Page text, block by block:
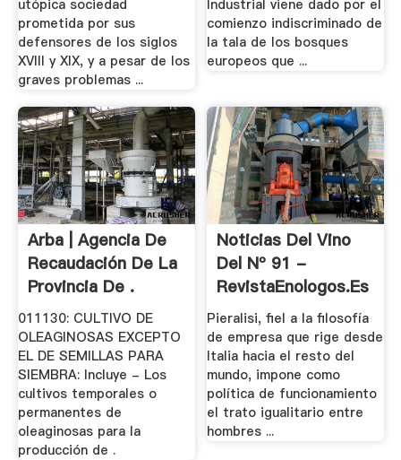
utópica sociedad
prometida por sus
defensores de los siglos
XVIII y XIX, y a pesar de los
graves problemas ...
Industrial viene dado por el
comienzo indiscriminado de
la tala de los bosques
europeos que ...
Arba | Agencia De
Recaudación De La
Provincia De .
011130: CULTIVO DE
OLEAGINOSAS EXCEPTO
EL DE SEMILLAS PARA
SIEMBRA: Incluye - Los
cultivos temporales o
permanentes de
oleaginosas para la
producción de .
Noticias Del Vino
Del Nº 91 -
RevistaEnologos.es
- .
Pieralisi, fiel a la filosofía
de empresa que rige desde
Italia hacia el resto del
mundo, impone como
política de funcionamiento
el trato igualitario entre
hombres ...